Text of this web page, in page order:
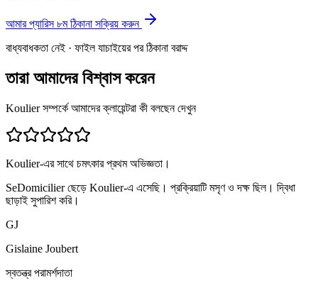
আমার প্যারিস ৮ম ঠিকানা সক্রিয় করুন
বাধ্যবাধকতা নেই · ফাইল যাচাইয়ের পর ঠিকানা বরাদ্দ
তারা আমাদের বিশ্বাস করেন
Koulier সম্পর্কে আমাদের ক্লায়েন্টরা কী বলছেন দেখুন
Koulier-এর সাথে চমৎকার প্রথম অভিজ্ঞতা।
SeDomicilier ছেড়ে Koulier-এ এসেছি। প্রক্রিয়াটি মসৃণ ও দক্ষ ছিল। দ্বিধা
ছাড়াই সুপারিশ করি।
GJ
Gislaine Joubert
স্বতন্ত্র পরামর্শদাতা